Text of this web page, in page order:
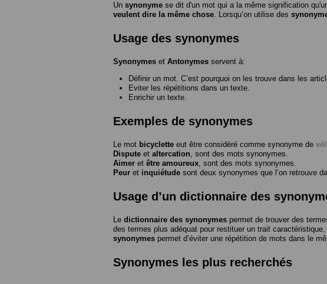
Un synonyme se dit d'un mot qui a la même signification
veulent dire la même chose. Lorsqu’on utilise des
Usage des synonymes
Synonymes et Antonymes servent à:
Définir un mot. C’est pourquoi on les trouve dans les
Eviter les répétitions dans un texte.
Enrichir un texte.
Exemples de synonymes
Le mot bicyclette eut être considéré comme synonyme de
Dispute et altercation, sont des mots synonymes.
Aimer et être amoureux, sont des mots synonymes.
Peur et inquiétude sont deux synonymes que l’on retrouve
Usage d’un dictionnaire des
Le dictionnaire des synonymes permet de trouver des
des termes plus adéquat pour restituer un trait
synonymes permet d’éviter une répétition de mots dans le
Synonymes les plus recherchés